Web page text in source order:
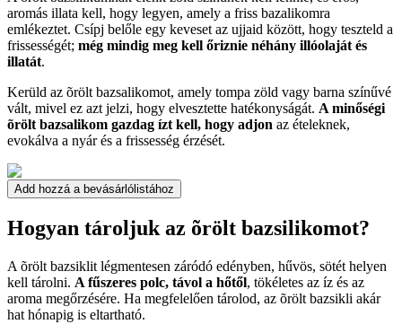
aromás illata kell, hogy legyen, amely a friss bazalikomra
emlékeztet. Csípj belőle egy keveset az ujjaid között, hogy teszteld a
frissességét; még mindig meg kell őriznie néhány illóolaját és
illatát.
Kerüld az õrölt bazsalikomot, amely tompa zöld vagy barna színűvé
vált, mivel ez azt jelzi, hogy elvesztette hatékonyságát. A minőségi
õrölt bazsalikom gazdag ízt kell, hogy adjon az ételeknek,
evokálva a nyár és a frissesség érzését.
Add hozzá a bevásárlólistához
Hogyan tároljuk az õrölt bazsilikomot?
A õrölt bazsiklit légmentesen záródó edényben, hűvös, sötét helyen
kell tárolni. A fűszeres polc, távol a hőtől, tökéletes az íz és az
aroma megőrzésére. Ha megfelelően tárolod, az õrölt bazsikli akár
hat hónapig is eltartható.